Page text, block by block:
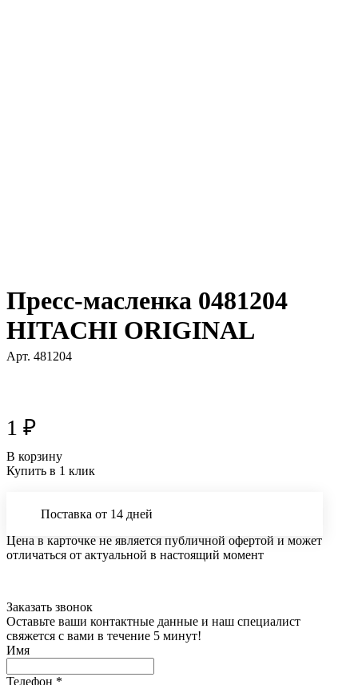
Пресс-масленка 0481204
HITACHI ORIGINAL
Арт. 481204
1 ₽
В корзину
Купить в 1 клик
Поставка от 14 дней
Цена в карточке не является публичной офертой и может
отличаться от актуальной в настоящий момент
Заказать звонок
Оставьте ваши контактные данные и наш специалист
свяжется с вами в течение 5 минут!
Имя
Телефон *